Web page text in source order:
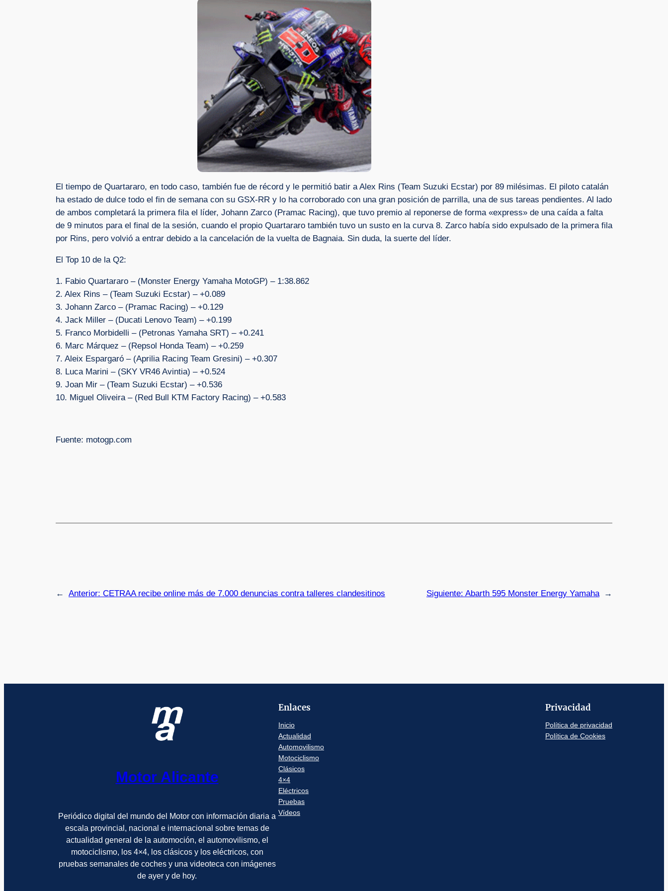
El tiempo de Quartararo, en todo caso, también fue de récord y le permitió batir a Alex Rins (Team Suzuki Ecstar) por 89 milésimas. El piloto catalán
ha estado de dulce todo el fin de semana con su GSX-RR y lo ha corroborado con una gran posición de parrilla, una de sus tareas pendientes. Al lado
de ambos completará la primera fila el líder, Johann Zarco (Pramac Racing), que tuvo premio al reponerse de forma «express» de una caída a falta
de 9 minutos para el final de la sesión, cuando el propio Quartararo también tuvo un susto en la curva 8. Zarco había sido expulsado de la primera fila
por Rins, pero volvió a entrar debido a la cancelación de la vuelta de Bagnaia. Sin duda, la suerte del líder.
El Top 10 de la Q2:
1. Fabio Quartararo – (Monster Energy Yamaha MotoGP) – 1:38.862
2. Alex Rins – (Team Suzuki Ecstar) – +0.089
3. Johann Zarco – (Pramac Racing) – +0.129
4. Jack Miller – (Ducati Lenovo Team) – +0.199
5. Franco Morbidelli – (Petronas Yamaha SRT) – +0.241
6. Marc Márquez – (Repsol Honda Team) – +0.259
7. Aleix Espargaró – (Aprilia Racing Team Gresini) – +0.307
8. Luca Marini – (SKY VR46 Avintia) – +0.524
9. Joan Mir – (Team Suzuki Ecstar) – +0.536
10. Miguel Oliveira – (Red Bull KTM Factory Racing) – +0.583
Fuente: motogp.com
← Anterior: CETRAA recibe online más de 7.000 denuncias contra talleres clandesitinos Siguiente: Abarth 595 Monster Energy Yamaha →
Motor Alicante
Periódico digital del mundo del Motor con información diaria a
escala provincial, nacional e internacional sobre temas de
actualidad general de la automoción, el automovilismo, el
motociclismo, los 4×4, los clásicos y los eléctricos, con
pruebas semanales de coches y una videoteca con imágenes
de ayer y de hoy.
Enlaces
Inicio
Actualidad
Automovilismo
Motociclismo
Clásicos
4×4
Eléctricos
Pruebas
Vídeos
Privacidad
Política de privacidad
Política de Cookies